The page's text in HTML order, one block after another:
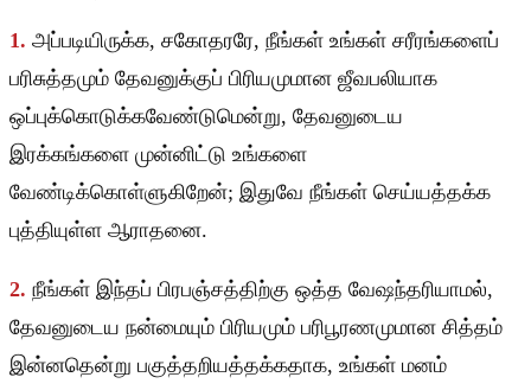
1. அப்படியிருக்க, சகோதரரே, நீங்கள் உங்கள் சரீரங்களைப்
பரிசுத்தமும் தேவனுக்குப் பிரியமுமான ஜீவபலியாக
ஒப்புக்கொடுக்கவேண்டுமென்று, தேவனுடைய
இரக்கங்களை முன்னிட்டு உங்களை
வேண்டிக்கொள்ளுகிறேன்; இதுவே நீங்கள் செய்யத்தக்க
புத்தியுள்ள ஆராதனை.
2. நீங்கள் இந்தப் பிரபஞ்சத்திற்கு ஒத்த வேஷந்தரியாமல்,
தேவனுடைய நன்மையும் பிரியமும் பரிபூரணமுமான சித்தம்
இன்னதென்று பகுத்தறியத்தக்கதாக, உங்கள் மனம்